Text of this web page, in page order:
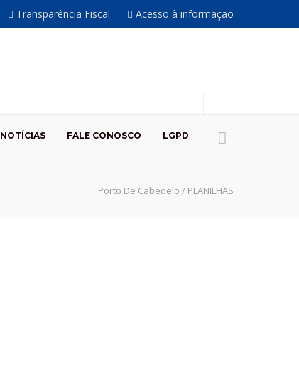
Transparência Fiscal Acesso à informação
NOTÍCIAS FALE CONOSCO LGPD
Porto De Cabedelo / PLANILHAS